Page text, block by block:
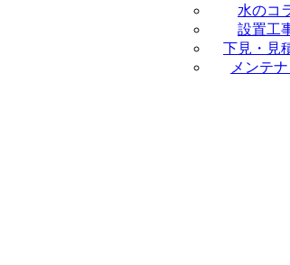
水のコ
設置工
下見・見
メンテ